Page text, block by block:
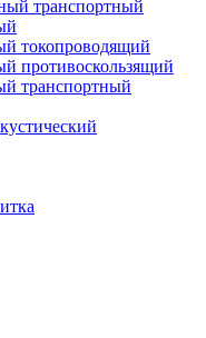
транспортный
токопроводящий
противоскользящий
транспортный